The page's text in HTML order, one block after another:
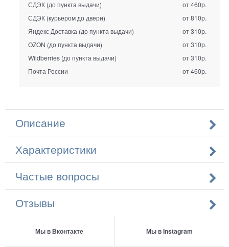
СДЭК (до пункта выдачи)
от 460р.
СДЭК (курьером до двери)
от 810р.
Яндекс Доставка (до пункта выдачи)
от 310р.
OZON (до пункта выдачи)
от 310р.
Wildberries (до пункта выдачи)
от 310р.
Почта России
от 460р.
Описание
Характеристики
Частые вопросы
Отзывы
Мы в Вконтакте Мы в Instagram